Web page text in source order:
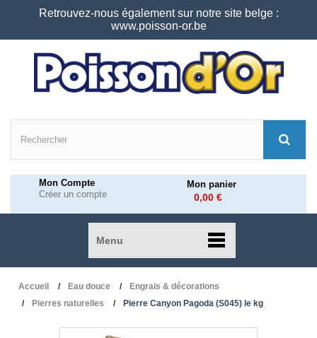
Retrouvez-nous également sur notre site belge :
www.poisson-or.be
Mon Compte
Créer un compte
Mon panier
0,00 €
Menu
Accueil Eau douce
Engrais & décorations
Pierres naturelles
Pierre Canyon Pagoda (S045) le kg